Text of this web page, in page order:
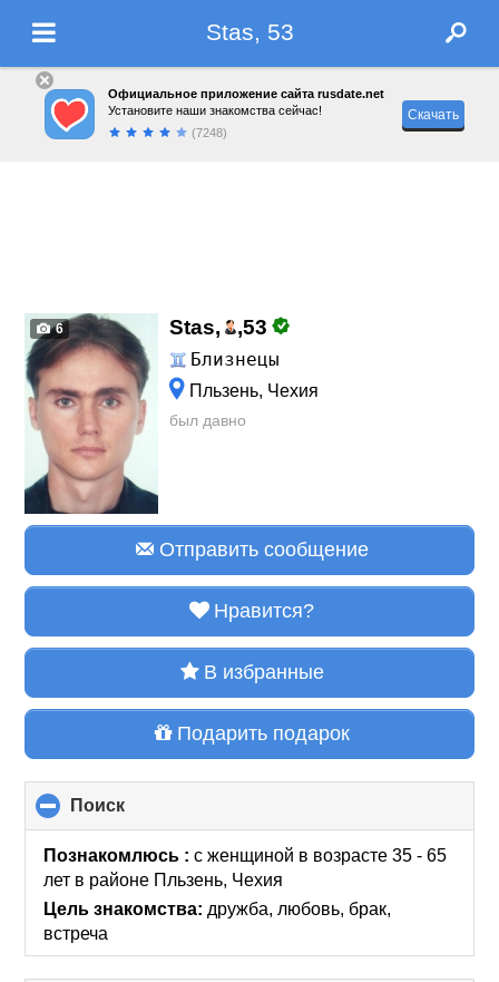
Stas, 53
Официальное приложение сайта rusdate.net
Установите наши знакомства сейчас!
(7248)
Скачать
6 Stas, ,53
Близнецы
Пльзень, Чехия
был давно
Отправить сообщение
Нравится?
В избранные
Подарить подарок
Поиск
to
collapse
contents
Познакомлюсь :с женщиной в возрасте 35 - 65
лет в районе Пльзень, Чехия
Цель знакомства: дружба, любовь, брак,
встреча